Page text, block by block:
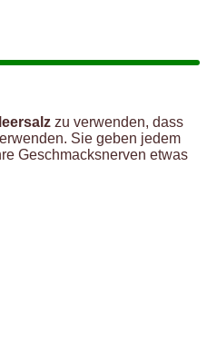
zu verwenden, dass
Sie geben jedem
Geschmacksnerven etwas